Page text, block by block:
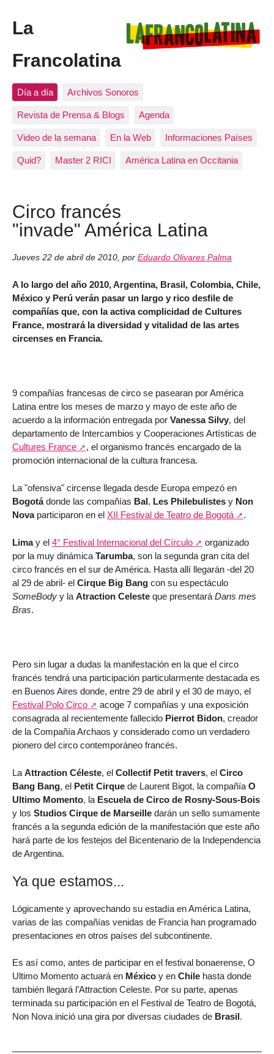
La
Francolatina
Día a día Archivos Sonoros
Revista de Prensa & Blogs Agenda
Video de la semana En la Web Informaciones Países
Quid? Master 2 RICI América Latina en Occitania
Circo francés
"invade" América Latina
Jueves 22 de abril de 2010 por Eduardo Olivares Palma
A lo largo del año 2010, Argentina, Brasil, Colombia, Chile,
México y Perú verán pasar un largo y rico desfile de
compañías que, con la activa complicidad de Cultures
France, mostrará la diversidad y vitalidad de las artes
circenses en Francia.
9 compañías francesas de circo se pasearan por América
Latina entre los meses de marzo y mayo de este año de
acuerdo a la información entregada por Vanessa Silvy, del
departamento de Intercambios y Cooperaciones Artísticas de
Cultures France
, el organismo francés encargado de la
promoción internacional de la cultura francesa.
La "ofensiva" circense llegada desde Europa empezó en
Bogotádonde las compañías Bal, Les Philebulistes y Non
Novaparticiparon en el XII Festival de Teatro de Bogotá .
Limay el 4° Festival Internacional del Círculo
organizado
por la muy dinámica Tarumba, son la segunda gran cita del
circo francés en el sur de América. Hasta allí llegarán -del 20
al 29 de abril- el Cirque Big Bang con su espectáculo
SomeBody y la Atraction Celeste que presentará Dans mes
Bras.
Pero sin lugar a dudas la manifestación en la que el circo
francés tendrá una participación particularmente destacada es
en Buenos Aires donde, entre 29 de abril y el 30 de mayo, el
Festival Polo Circo
acoge 7 compañías y una exposición
consagrada al recientemente fallecido Pierrot Bidon, creador
de la Compañía Archaos y considerado como un verdadero
pionero del circo contemporáneo francés.
La Attraction Céleste, el Collectif Petit travers, el Circo
Bang Bang, el Petit Cirque de Laurent Bigot, la compañía O
Ultimo Momento, la Escuela de Circo de Rosny-Sous-Bois
y los Studios Cirque de Marseille darán un sello sumamente
francés a la segunda edición de la manifestación que este año
hará parte de los festejos del Bicentenario de la Independencia
de Argentina.
Ya que estamos...
Lógicamente y aprovechando su estadía en América Latina,
varias de las compañías venidas de Francia han programado
presentaciones en otros países del subcontinente.
Es así como, antes de participar en el festival bonaerense, O
Ultimo Momento actuará en México y en Chile hasta donde
también llegará l’Attraction Celeste. Por su parte, apenas
terminada su participación en el Festival de Teatro de Bogotá,
Non Nova inició una gira por diversas ciudades de Brasil .